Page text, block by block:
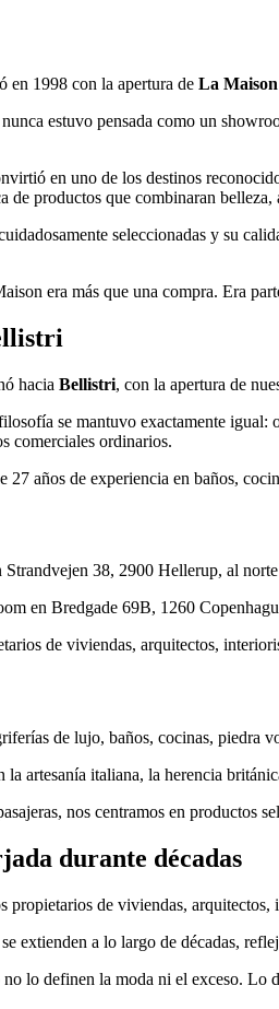
en 1998 con la apertura de La Maison
estuvo pensada como un
en uno de los destinos
de productos que combinaran
seleccionadas y su
era más que una compra. Era
hacia Bellistri, con la apertura de
se mantuvo exactamente igual:
comerciales ordinarios.
27 años de experiencia en baños,
38, 2900 Hellerup, al
en Bredgade 69B, 1260
de viviendas, arquitectos,
de lujo, baños, cocinas, piedra
la artesanía italiana, la herencia
nos centramos en productos
durante décadas
propietarios de viviendas,
extienden a lo largo de décadas,
lo definen la moda ni el exceso. Lo